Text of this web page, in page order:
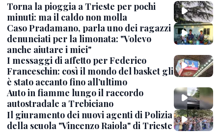
Torna la pioggia a Trieste per pochi
minuti: ma il caldo non molla
Caso Pradamano, parla uno dei ragazzi
denunciati per la limonata: "Volevo
anche aiutare i miei"
I messaggi di affetto per Federico
Franceschin: così il mondo del basket gli
è stato accanto fino all’ultimo
Auto in fiamme lungo il raccordo
autostradale a Trebiciano
Il giuramento dei nuovi agenti di Polizia
della scuola "Vincenzo Raiola" di Trieste